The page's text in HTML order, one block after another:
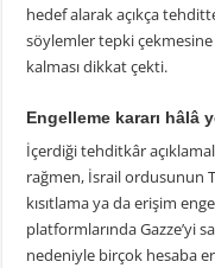
hedef alarak açıkça
söylemler tepki
kalması dikkat çekti.
Engelleme kararı hâlâ
İçerdiği tehditkâr
rağmen, İsrail ordusunun
kısıtlama ya da erişim
platformlarında Gazze’yi
nedeniyle birçok hesaba